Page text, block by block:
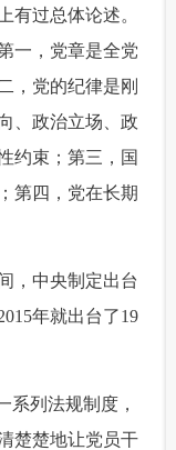
有过总体论述。
一，党章是全党
，党的纪律是刚
、政治立场、政
约束；第三，国
第四，党在长期
中央制定出台
年就出台了19
列法规制度，
楚楚地让党员干